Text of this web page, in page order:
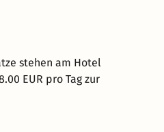
stehen am Hotel
EUR pro Tag zur